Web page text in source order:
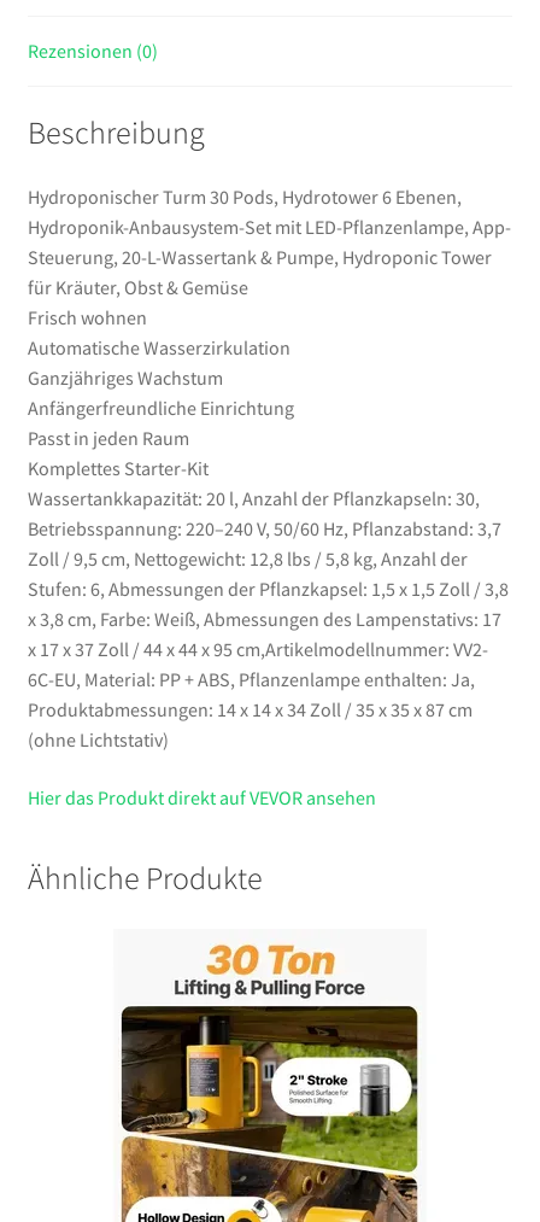
20-
&
Hydroponic
Tower
für
Kräuter,
Obst
&
Gemüse
Menge
Rezensionen (0)
Beschreibung
Hydroponischer Turm 30 Pods, Hydrotower 6 Ebenen,
Hydroponik-Anbausystem-Set mit LED-Pflanzenlampe, App-
Steuerung, 20-L-Wassertank & Pumpe, Hydroponic Tower
für Kräuter, Obst & Gemüse
Frisch wohnen
Automatische Wasserzirkulation
Ganzjähriges Wachstum
Anfängerfreundliche Einrichtung
Passt in jeden Raum
Komplettes Starter-Kit
Wassertankkapazität: 20 l, Anzahl der Pflanzkapseln: 30,
Betriebsspannung: 220–240 V, 50/60 Hz, Pflanzabstand: 3,7
Zoll / 9,5 cm, Nettogewicht: 12,8 lbs / 5,8 kg, Anzahl der
Stufen: 6, Abmessungen der Pflanzkapsel: 1,5 x 1,5 Zoll / 3,8
x 3,8 cm, Farbe: Weiß, Abmessungen des Lampenstativs: 17
x 17 x 37 Zoll / 44 x 44 x 95 cm,Artikelmodellnummer: VV2-
6C-EU, Material: PP + ABS, Pflanzenlampe enthalten: Ja,
Produktabmessungen: 14 x 14 x 34 Zoll / 35 x 35 x 87 cm
(ohne Lichtstativ)
Hier das Produkt direkt auf VEVOR ansehen
Ähnliche Produkte